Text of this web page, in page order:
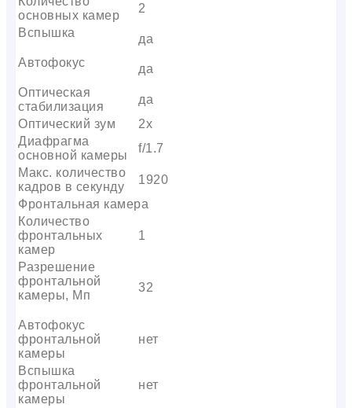
основных камер
2
Вспышка
да
Автофокус
да
Оптическая
стабилизация
да
Оптический зум
2х
Диафрагма
основной камеры
f/1.7
Макс. количество
кадров в секунду
1920
Фронтальная камера
Количество
фронтальных
камер
1
Разрешение
фронтальной
камеры, Мп
32
Автофокус
фронтальной
камеры
нет
Вспышка
фронтальной
камеры
нет